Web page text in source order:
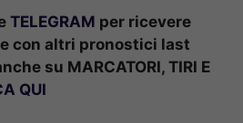
TELEGRAM per ricevere
con altri pronostici last
su MARCATORI, TIRI E
QUI